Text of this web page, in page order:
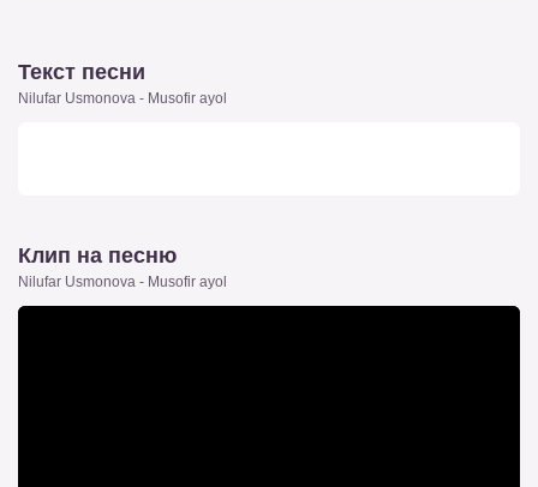
Текст песни
Nilufar Usmonova - Musofir ayol
Клип на песню
Nilufar Usmonova - Musofir ayol